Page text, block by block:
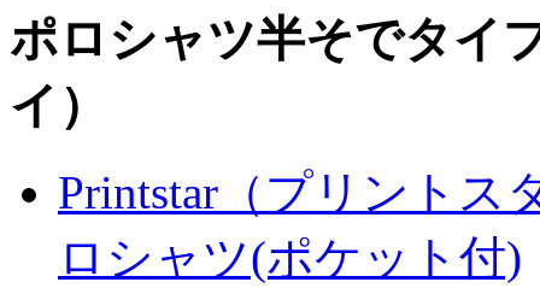
ポロシャツ半そでタイ
イ）
Printstar（プリント
ロシャツ(ポケット付)